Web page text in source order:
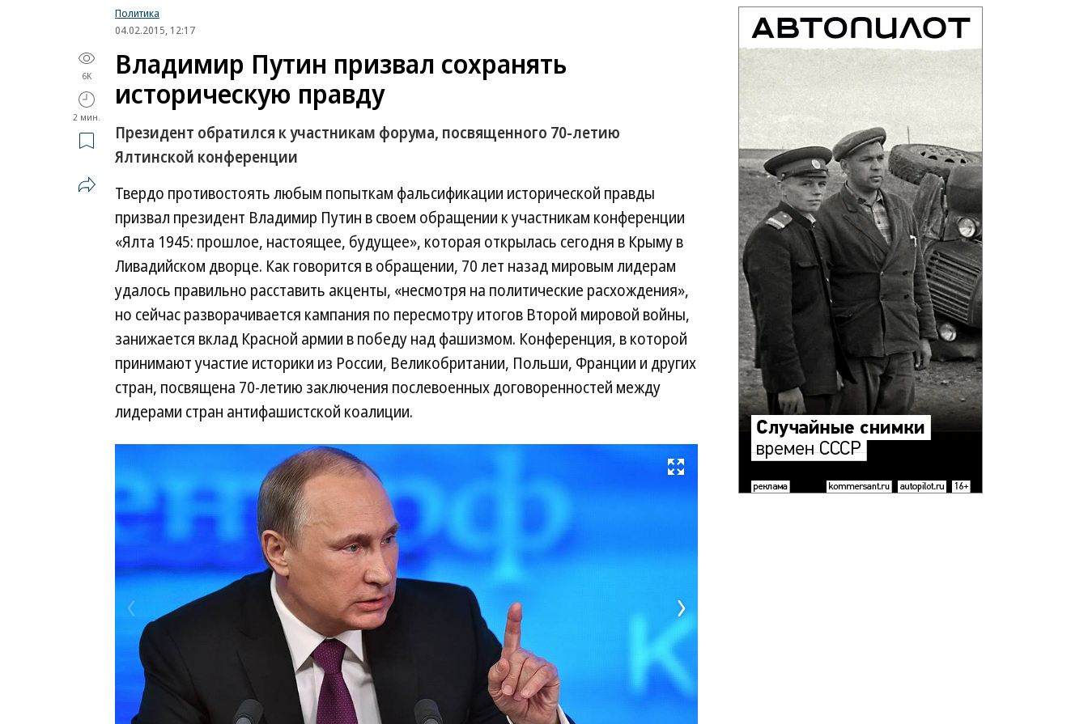
Политика
04.02.2015, 12:17
6K
2 мин.
Владимир Путин призвал сохранять
историческую правду
Президент обратился к участникам форума, посвященного 70-летию
Ялтинской конференции
Твердо противостоять любым попыткам фальсификации исторической правды
призвал президент Владимир Путин в своем обращении к участникам конференции
«Ялта 1945: прошлое, настоящее, будущее», которая открылась сегодня в Крыму в
Ливадийском дворце. Как говорится в обращении, 70 лет назад мировым лидерам
удалось правильно расставить акценты, «несмотря на политические расхождения»,
но сейчас разворачивается кампания по пересмотру итогов Второй мировой войны,
занижается вклад Красной армии в победу над фашизмом. Конференция, в которой
принимают участие историки из России, Великобритании, Польши, Франции и других
стран, посвящена 70-летию заключения послевоенных договоренностей между
лидерами стран антифашистской коалиции.
Развернуть на весь экран
Еще фото